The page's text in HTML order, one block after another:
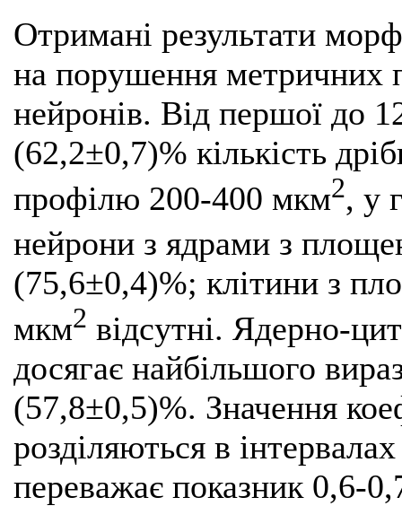
Отримані результати
на порушення метричних
нейронів. Від першої до
(62,2±0,7)% кількість
профілю 200-400 мкм2, у
нейрони з ядрами з
(75,6±0,4)%; клітини з
мкм2 відсутні. Ядерно-
досягає найбільшого
(57,8±0,5)%. Значення
розділяються в
переважає показник 0,6-